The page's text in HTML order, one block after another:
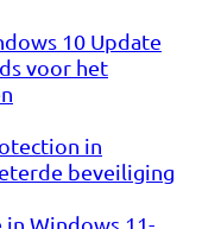
10 Update
voor het
in
beveiliging
Windows 11-